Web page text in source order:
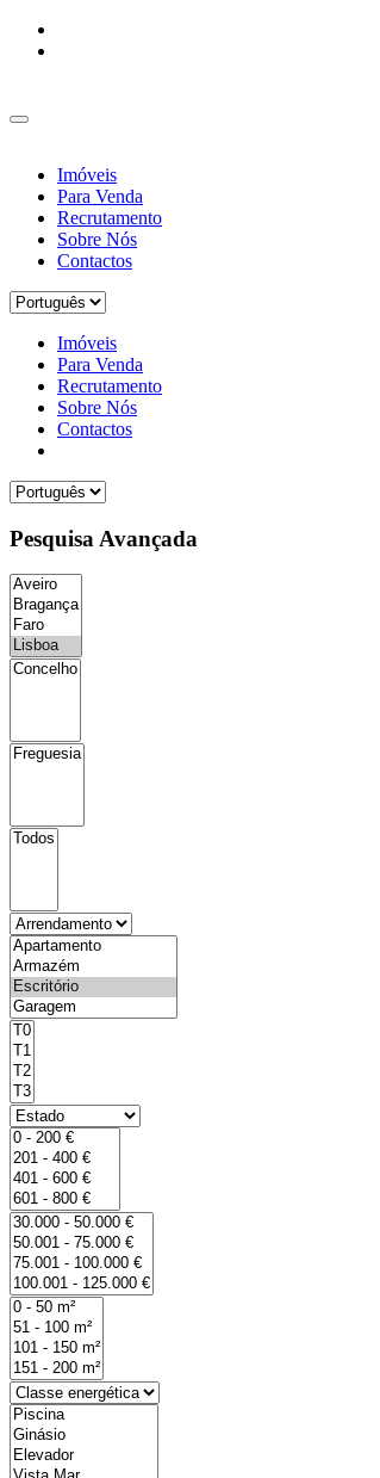
Imóveis
Para Venda
Recrutamento
Sobre Nós
Contactos
Imóveis
Para Venda
Recrutamento
Sobre Nós
Contactos
Pesquisa Avançada